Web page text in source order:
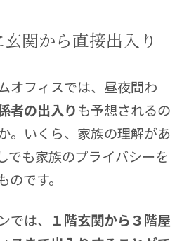
関から直接出入り
オフィスでは、昼夜問わ
者の出入りも予想されるの
。いくら、家族の理解があ
でも家族のプライバシーを
です。
では、
１階玄関から３階屋